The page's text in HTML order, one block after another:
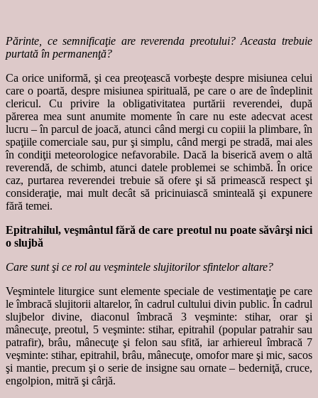
Părinte, ce semnificaţie are reverenda preotului? Aceasta trebuie
purtată în permanenţă?
Ca orice uniformă, şi cea preoţească vorbeşte despre misiunea celui
care o poartă, despre misiunea spirituală, pe care o are de îndeplinit
clericul. Cu privire la obligativitatea purtării reverendei, după
părerea mea sunt anumite momente în care nu este adecvat acest
lucru – în parcul de joacă, atunci când mergi cu copiii la plimbare, în
spaţiile comerciale sau, pur şi simplu, când mergi pe stradă, mai ales
în condiţii meteorologice nefavorabile. Dacă la biserică avem o altă
reverendă, de schimb, atunci datele problemei se schimbă. În orice
caz, purtarea reverendei trebuie să ofere şi să primească respect şi
consideraţie, mai mult decât să pricinuiască sminteală şi expunere
fără temei.
Epitrahilul, veşmântul fără de care preotul nu poate săvârşi nici
o slujbă
Care sunt şi ce rol au veşmintele slujitorilor sfintelor altare?
Veşmintele liturgice sunt elemente speciale de vestimentaţie pe care
le îmbracă slujitorii altarelor, în cadrul cultului divin public. În cadrul
slujbelor divine, diaconul îmbracă 3 veşminte: stihar, orar şi
mânecuţe, preotul, 5 veşminte: stihar, epitrahil (popular patrahir sau
patrafir), brâu, mânecuţe şi felon sau sfită, iar arhiereul îmbracă 7
veşminte: stihar, epitrahil, brâu, mânecuţe, omofor mare şi mic, sacos
şi mantie, precum şi o serie de insigne sau ornate – bederniţă, cruce,
engolpion, mitră şi cârjă.